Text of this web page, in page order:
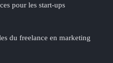
pour les start-ups
du freelance en marketing